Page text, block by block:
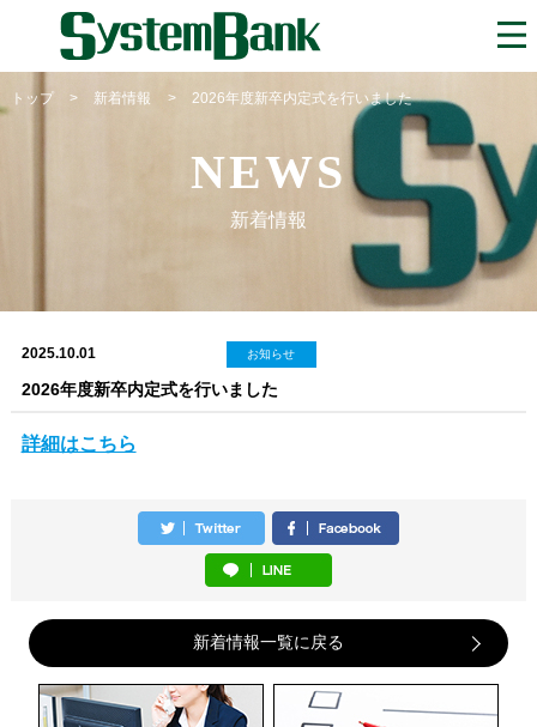
トップ > 新着情報 > 2026年度新卒内定式を行いました
NEWS
新着情報
2025.10.01 お知らせ
2026年度新卒内定式を行いました
詳細はこちら
新着情報一覧に戻る